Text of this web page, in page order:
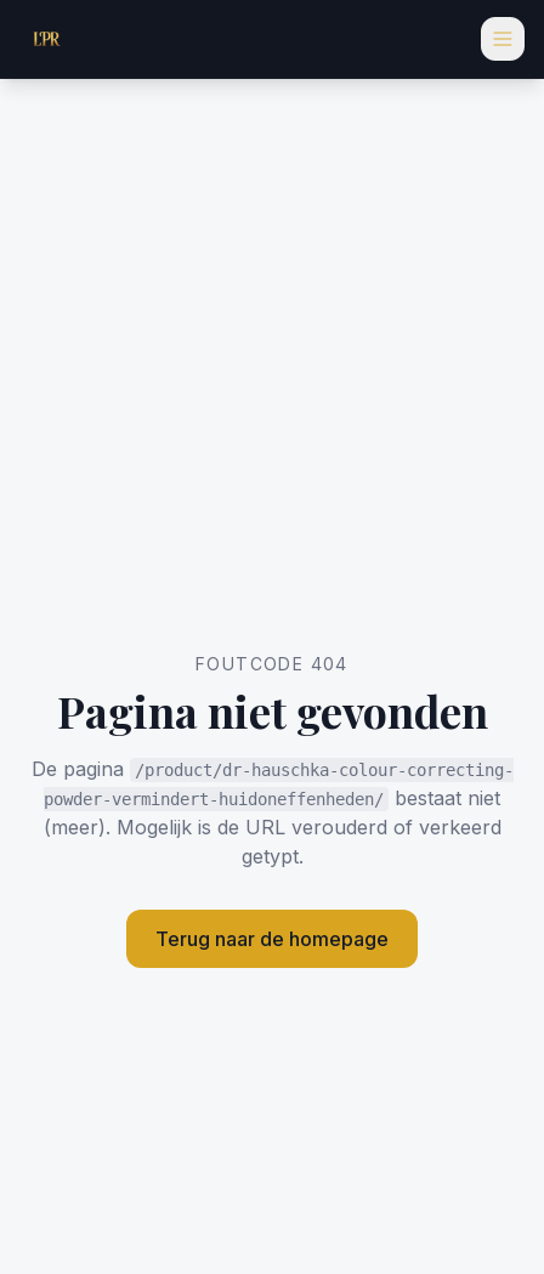
FOUTCODE 404
Pagina niet gevonden
De pagina
/product/dr-hauschka-colour-correcting-
powder-vermindert-huidoneffenheden/
bestaat niet
(meer). Mogelijk is de URL verouderd of verkeerd
getypt.
Terug naar de homepage